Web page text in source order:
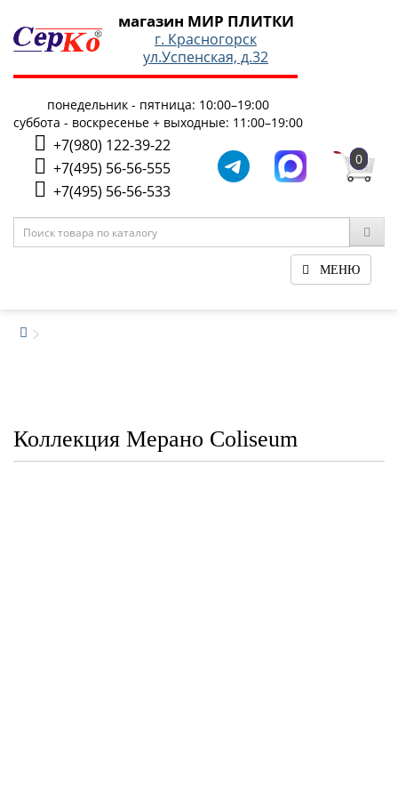
магазин МИР ПЛИТКИ
г. Красногорск
ул.Успенская, д.32
понедельник - пятница: 10:00–19:00
суббота - воскресенье + выходные: 11:00–19:00
+7(980) 122-39-22
+7(495) 56-56-555
+7(495) 56-56-533
0
МЕНЮ
Коллекция Мерано Coliseum